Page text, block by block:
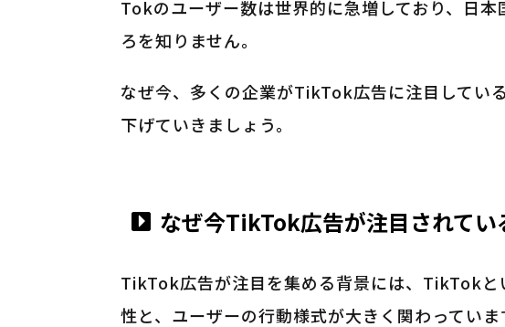
Tokのユーザー数は世界的に急増しており、日
ろを知りません。
なぜ今、多くの企業がTikTok広告に注目してい
下げていきましょう。
なぜ今TikTok広告が注目されてい
TikTok広告が注目を集める背景には、TikTokと
性と、ユーザーの行動様式が大きく関わっていま